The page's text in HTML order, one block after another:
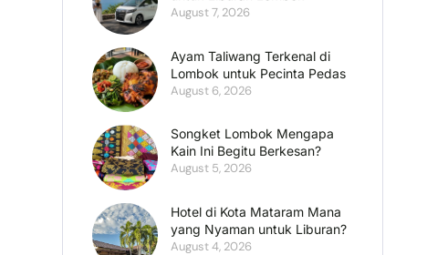
August 7, 2026
Ayam Taliwang Terkenal di
Lombok untuk Pecinta Pedas
August 6, 2026
Songket Lombok Mengapa
Kain Ini Begitu Berkesan?
August 5, 2026
Hotel di Kota Mataram Mana
yang Nyaman untuk Liburan?
August 4, 2026